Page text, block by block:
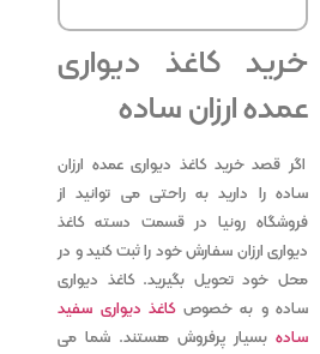
خرید کاغذ دیواری
عمده ارزان ساده
اگر قصد خرید کاغذ دیواری عمده ارزان
ساده را دارید به راحتی می توانید از
فروشگاه رونیا در قسمت دسته کاغذ
دیواری ارزان سفارش خود را ثبت کنید و در
محل خود تحویل بگیرید. کاغذ دیواری
ساده و به خصوصکاغذ دیواری سفید
ساده بسیار پرفروش هستند. شما می